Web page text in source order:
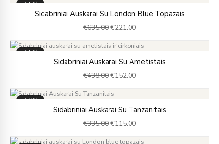
-65%
Sidabriniai Auskarai Su London Blue Topazais
€635.00
price
was:
€221.00
price
is:
-65%
Sidabriniai Auskarai Su Ametistais
€438.00
price
was:
€152.00
price
is:
-66%
Sidabriniai Auskarai Su Tanzanitais
€335.00
price
was:
€115.00
price
is: